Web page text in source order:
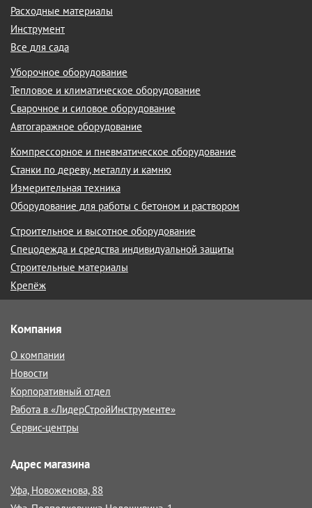
Расходные материалы
Инструмент
Все для сада
Уборочное оборудование
Тепловое и климатическое оборудование
Сварочное и силовое оборудование
Автогаражное оборудование
Компрессорное и пневматическое оборудование
Станки по дереву, металлу и камню
Измерительная техника
Оборудование для работы с бетоном и раствором
Строительное и высотное оборудование
Спецодежда и средства индивидуальной защиты
Строительные материалы
Крепёж
Компания
О компании
Новости
Корпоративный отдел
Работа в «ЛидерСтройИнструменте»
Сервис-центры
Адрес магазина
Уфа, Новоженова, 88